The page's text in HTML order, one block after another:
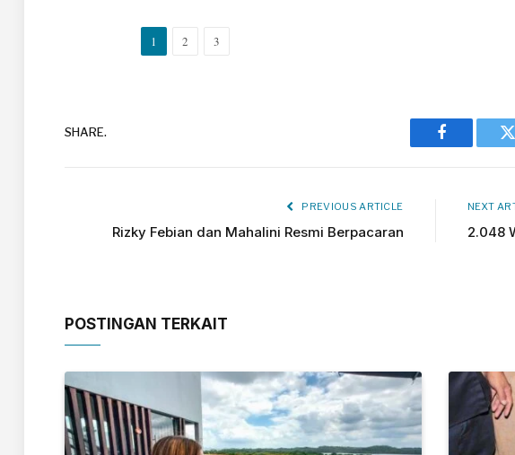
1 2 3
SHARE.
Facebook
PREVIOUS ARTICLE
Rizky Febian dan Mahalini Resmi Berpacaran
NEXT
2.048
POSTINGAN TERKAIT